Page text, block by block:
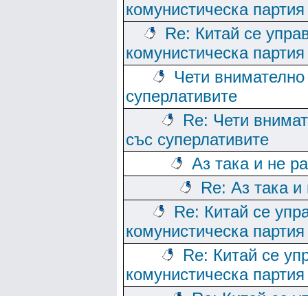
комунистическа партия
Re: Китай се
комунистическа партия
Чети
суперлативите
Re: Чети
със суперлативите
Аз така и не
Re: Аз така и
Re: Китай се
комунистическа партия
Re: Китай се
комунистическа партия